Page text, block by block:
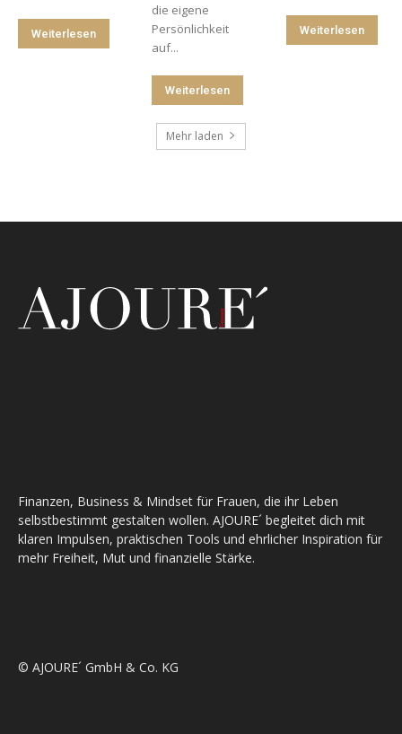
Weiterlesen
die eigene
Persönlichkeit
auf...
Weiterlesen
Weiterlesen
Mehr laden
Finanzen, Business & Mindset für Frauen, die ihr Leben
selbstbestimmt gestalten wollen. AJOURE´ begleitet dich mit
klaren Impulsen, praktischen Tools und ehrlicher Inspiration für
mehr Freiheit, Mut und finanzielle Stärke.
© AJOURE´ GmbH & Co. KG